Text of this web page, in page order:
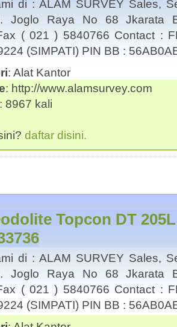
di : ALAM SURVEY Sales,
Joglo Raya No 68 Jkarata
( 021 ) 5840766 Contact :
(SIMPATI) PIN BB :
: Alat Kantor
: http://www.alamsurvey.com
: 8967 kali
daftar disini.
Topcon DT
di : ALAM SURVEY Sales,
Joglo Raya No 68 Jkarata
( 021 ) 5840766 Contact :
(SIMPATI) PIN BB :